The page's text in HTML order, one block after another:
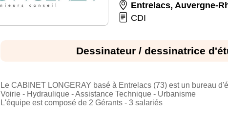
Entrelacs, Auvergne-
CDI
Dessinateur / dessinatrice
Le CABINET LONGERAY basé à Entrelacs (73) est un bureau
Voirie - Hydraulique - Assistance Technique - Urbanisme
L'équipe est composé de 2 Gérants - 3 salariés